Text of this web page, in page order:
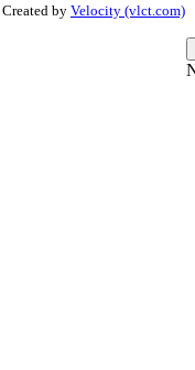
Created by Velocity (vlct.com)